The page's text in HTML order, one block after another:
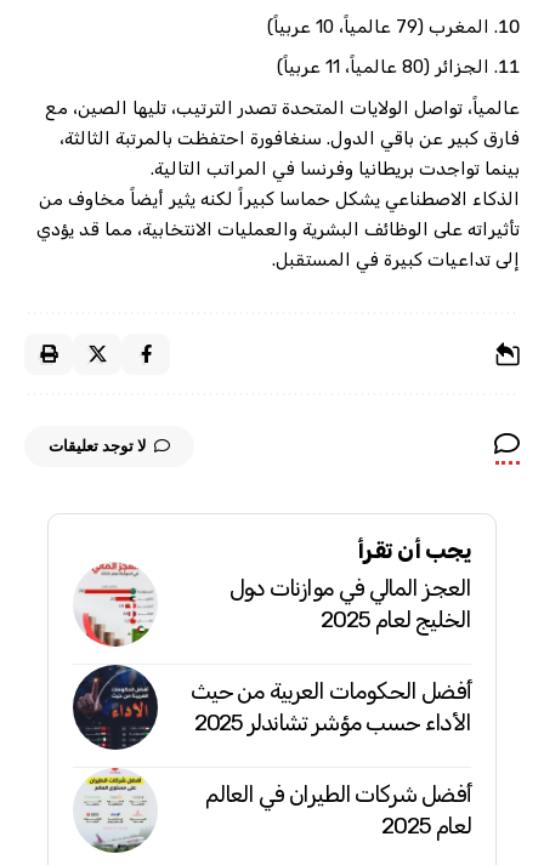
المغرب (79 عالمياً، 10 عربياً)
الجزائر (80 عالمياً، 11 عربياً)
عالمياً، تواصل الولايات المتحدة تصدر الترتيب، تليها الصين، مع
فارق كبير عن باقي الدول. سنغافورة احتفظت بالمرتبة الثالثة،
بينما تواجدت بريطانيا وفرنسا في المراتب التالية.
الذكاء الاصطناعي يشكل حماسا كبيراً لكنه يثير أيضاً مخاوف من
تأثيراته على الوظائف البشرية والعمليات الانتخابية، مما قد يؤدي
إلى تداعيات كبيرة في المستقبل.
لا توجد تعليقات
يجب أن تقرأ
العجز المالي في موازنات دول
الخليج لعام 2025
أفضل الحكومات العربية من حيث
الأداء حسب مؤشر تشاندلر 2025
أفضل شركات الطيران في العالم
لعام 2025